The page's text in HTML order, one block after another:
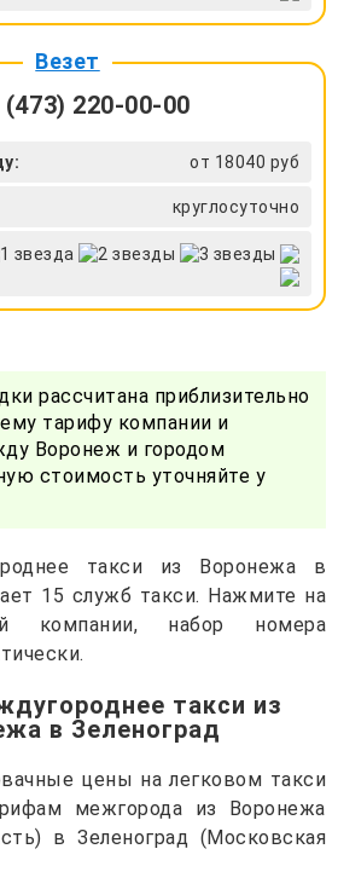
Везет
220-00-00
от 18040 руб
круглосуточно
рассчитана приблизительно
тарифу компании и
Воронеж и городом
стоимость уточняйте у
такси из Воронежа в
15 служб такси. Нажмите на
компании, набор номера
такси из
в Зеленоград
цены на легковом такси
межгорода из Воронежа
в Зеленоград (Московская